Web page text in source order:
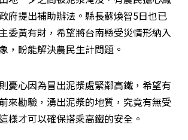
府提出補助辦法。縣長蘇煥智5日也已
委黃有財，希望將台南縣受災情形納入
，盼能解決農民生計問題。
憂心因為冒出泥漿處緊鄰高鐵，希望有
來勘驗，湧出泥漿的地質，究竟有無受
樣才可以確保搭乘高鐵的安全。